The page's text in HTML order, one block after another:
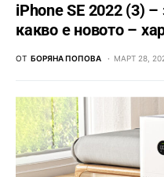
iPhone SE 2022 (3)
какво е новото –
ОТ БОРЯНА ПОПОВА МАРТ 28,